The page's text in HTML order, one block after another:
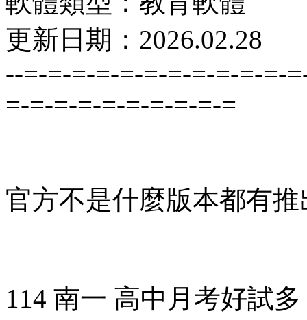
更新日期：2026.02.28
--=-=-=-=-=-=-=-=-=-=-=-
=-=-=-=-=-=-=-=-=-=
官方不是什麼版本都有
114 南一 高中月考好試